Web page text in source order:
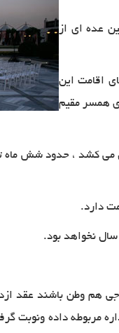
عده ای از
اقامت این
همسر مقیم
می کشد ، حدود شش
دارد.
نخواهد بود.
هم وطن باشند عقد
مربوطه داده ونوبت